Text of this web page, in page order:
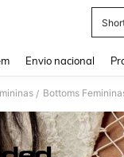
Envio nacional
/ Bottoms